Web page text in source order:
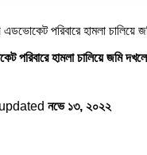
পরিবারে হামলা চালিয়ে
হামলা চালিয়ে জমি
নভে ১৩, ২০২২